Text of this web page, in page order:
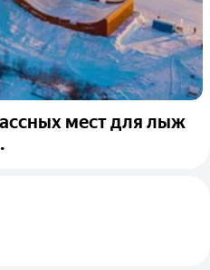
мест для лыж